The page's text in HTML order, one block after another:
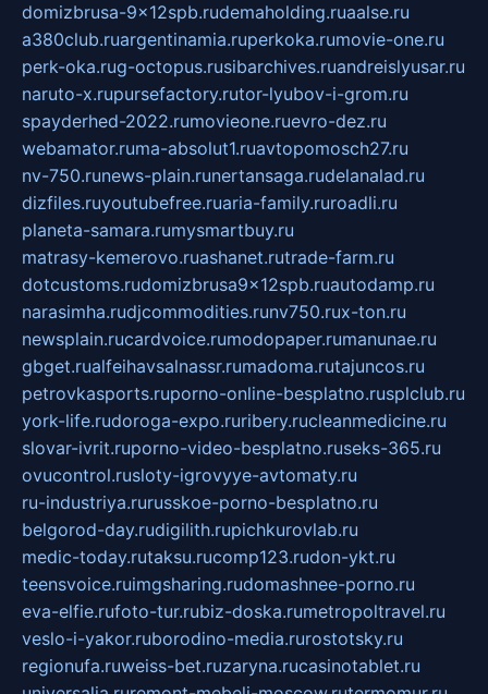
domizbrusa-9x12spb.rudemaholding.ruaalse.ru
a380club.ruargentinamia.ruperkoka.rumovie-one.ru
perk-oka.rug-octopus.rusibarchives.ruandreislyusar.ru
naruto-x.rupursefactory.rutor-lyubov-i-grom.ru
spayderhed-2022.rumovieone.ruevro-dez.ru
webamator.ruma-absolut1.ruavtopomosch27.ru
nv-750.runews-plain.runertansaga.rudelanalad.ru
dizfiles.ruyoutubefree.ruaria-family.ruroadli.ru
planeta-samara.rumysmartbuy.ru
matrasy-kemerovo.ruashanet.rutrade-farm.ru
dotcustoms.rudomizbrusa9x12spb.ruautodamp.ru
narasimha.rudjcommodities.runv750.rux-ton.ru
newsplain.rucardvoice.rumodopaper.rumanunae.ru
gbget.rualfeihavsalnassr.rumadoma.rutajuncos.ru
petrovkasports.ruporno-online-besplatno.rusplclub.ru
york-life.rudoroga-expo.ruribery.rucleanmedicine.ru
slovar-ivrit.ruporno-video-besplatno.ruseks-365.ru
ovucontrol.rusloty-igrovyye-avtomaty.ru
ru-industriya.rurusskoe-porno-besplatno.ru
belgorod-day.rudigilith.rupichkurovlab.ru
medic-today.rutaksu.rucomp123.rudon-ykt.ru
teensvoice.ruimgsharing.rudomashnee-porno.ru
eva-elfie.rufoto-tur.rubiz-doska.rumetropoltravel.ru
veslo-i-yakor.ruborodino-media.rurostotsky.ru
regionufa.ruweiss-bet.ruzaryna.rucasinotablet.ru